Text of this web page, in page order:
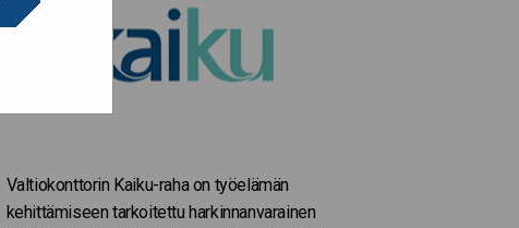
Valtiokonttorin Kaiku-raha on työelämän
kehittämiseen tarkoitettu harkinnanvarainen